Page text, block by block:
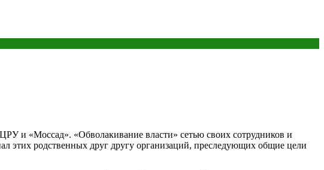
и «Моссад». «Обволакивание власти» сетью своих сотрудников и
этих родственных друг другу организаций, преследующих общие цели